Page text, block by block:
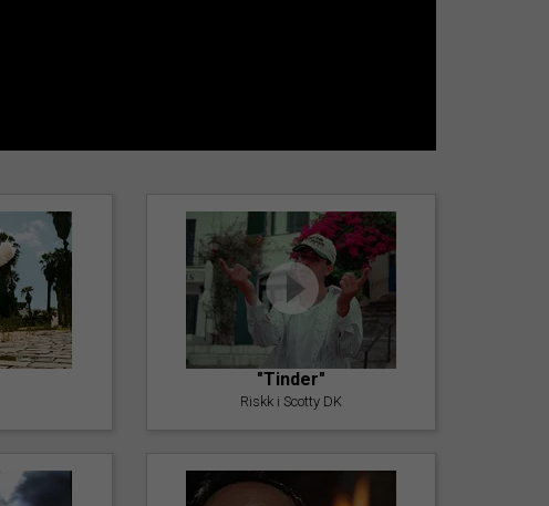
"Tinder"
Riskk i Scotty DK